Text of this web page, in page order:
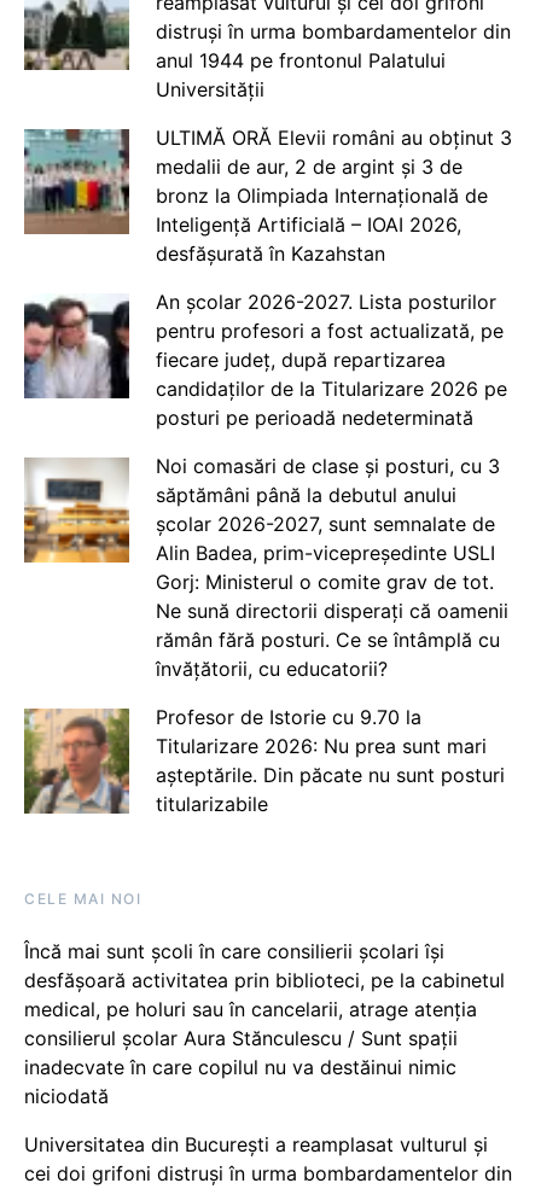
distruși în urma bombardamentelor din
anul 1944 pe frontonul Palatului
Universității
ULTIMĂ ORĂ Elevii români au obținut 3
medalii de aur, 2 de argint și 3 de
bronz la Olimpiada Internațională de
Inteligență Artificială – IOAI 2026,
desfășurată în Kazahstan
An școlar 2026-2027. Lista posturilor
pentru profesori a fost actualizată, pe
fiecare județ, după repartizarea
candidaților de la Titularizare 2026 pe
posturi pe perioadă nedeterminată
Noi comasări de clase și posturi, cu 3
săptămâni până la debutul anului
școlar 2026-2027, sunt semnalate de
Alin Badea, prim-vicepreședinte USLI
Gorj: Ministerul o comite grav de tot.
Ne sună directorii disperați că oamenii
rămân fără posturi. Ce se întâmplă cu
învățătorii, cu educatorii?
Profesor de Istorie cu 9.70 la
Titularizare 2026: Nu prea sunt mari
așteptările. Din păcate nu sunt posturi
titularizabile
CELE MAI NOI
Încă mai sunt școli în care consilierii școlari își
desfășoară activitatea prin biblioteci, pe la cabinetul
medical, pe holuri sau în cancelarii, atrage atenția
consilierul școlar Aura Stănculescu / Sunt spații
inadecvate în care copilul nu va destăinui nimic
niciodată
Universitatea din București a reamplasat vulturul și
cei doi grifoni distruși în urma bombardamentelor din